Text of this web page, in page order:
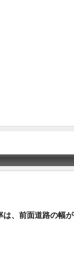
は、前面道路の幅